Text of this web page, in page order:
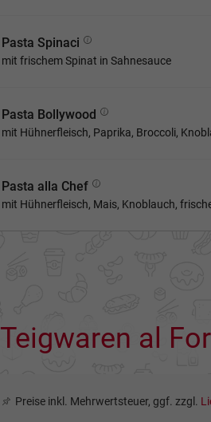
Pasta Spinaci
mit frischem Spinat in Sahnesauce
Pasta Bollywood
mit Hühnerfleisch, Paprika, Broccoli,
Pasta alla Chef
mit Hühnerfleisch, Mais, Knoblauch,
Teigwaren al
Preise inkl. Mehrwertsteuer, ggf. zzgl.